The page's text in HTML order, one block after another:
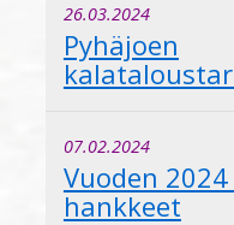
26.03.2024
Pyhäjoen
07.02.2024
Vuoden
hankkeet